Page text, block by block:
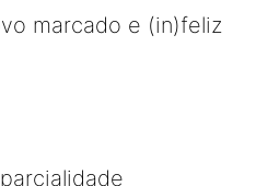
marcado e (in)feliz